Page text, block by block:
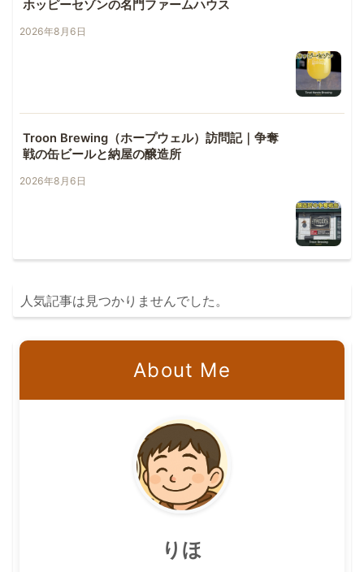
ホッピーセゾンの名門ファームハウス
2026年8月6日
Troon Brewing（ホープウェル）訪問記｜争奪
戦の缶ビールと納屋の醸造所
2026年8月6日
人気記事は見つかりませんでした。
About Me
りほ